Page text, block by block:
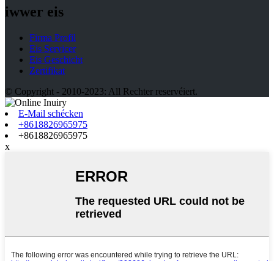
iwwer eis
Firma Profil
Eis Servicer
Eis Geschicht
Zertifikat
© Copyright - 2010-2023: All Rechter reservéiert.
E-Mail schécken
+8618826965975
+8618826965975
x